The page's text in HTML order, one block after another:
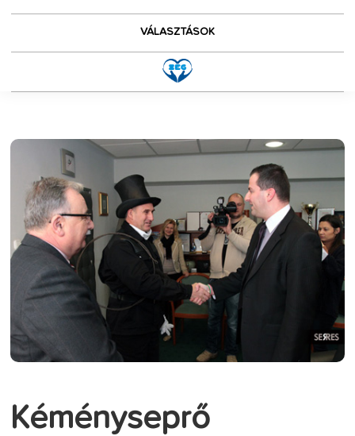
VÁLASZTÁSOK
Kéményseprő